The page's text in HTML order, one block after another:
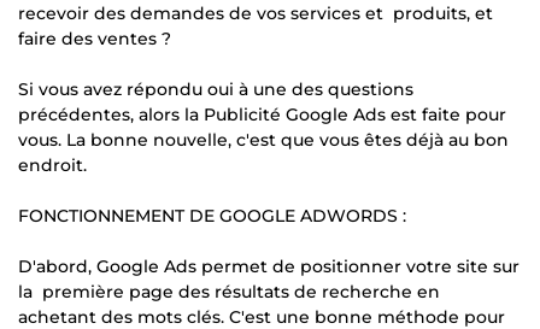
recevoir des demandes de vos services et produits, et
faire des ventes ?
Si vous avez répondu oui à une des questions
précédentes, alors la Publicité Google Ads est faite pour
vous. La bonne nouvelle, c'est que vous êtes déjà au bon
endroit.
FONCTIONNEMENT DE GOOGLE ADWORDS :
D'abord, Google Ads permet de positionner votre site sur
la première page des résultats de recherche en
achetant des mots clés. C'est une bonne méthode pour